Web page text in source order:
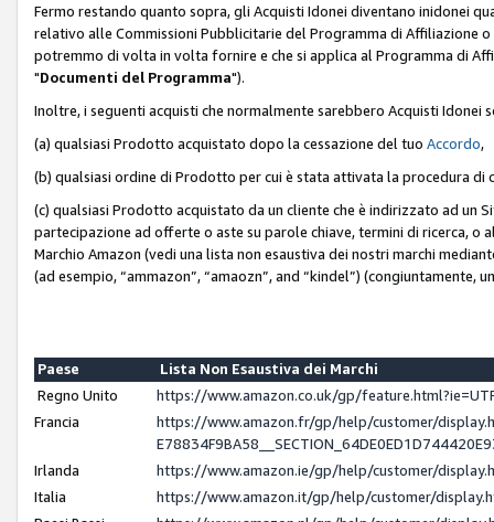
Fermo restando quanto sopra, gli Acquisti Idonei diventano inidonei
relativo alle Commissioni Pubblicitarie del Programma di Affiliazione
potremmo di volta in volta fornire e che si applica al Programma di
"Documenti del Programma").
Inoltre, i seguenti acquisti che normalmente sarebbero Acquisti
(a) qualsiasi Prodotto acquistato dopo la cessazione del tuo Accordo,
(b) qualsiasi ordine di Prodotto per cui è stata attivata la procedura di
(c) qualsiasi Prodotto acquistato da un cliente che è indirizzato ad un
partecipazione ad offerte o aste su parole chiave, termini di ricerca,
Marchio Amazon (vedi una lista non esaustiva dei nostri marchi
(ad esempio, “ammazon”, “amaozn”, and “kindel”) (congiuntamente,
Paese
Lista Non Esaustiva dei Marchi
Regno Unito
https://www.amazon.co.uk/gp/
Francia
https://www.amazon.fr/gp/help/customer/
Irlanda
https://www.amazon.ie/gp/help/customer/
Italia
https://www.amazon.it/gp/help/customer/